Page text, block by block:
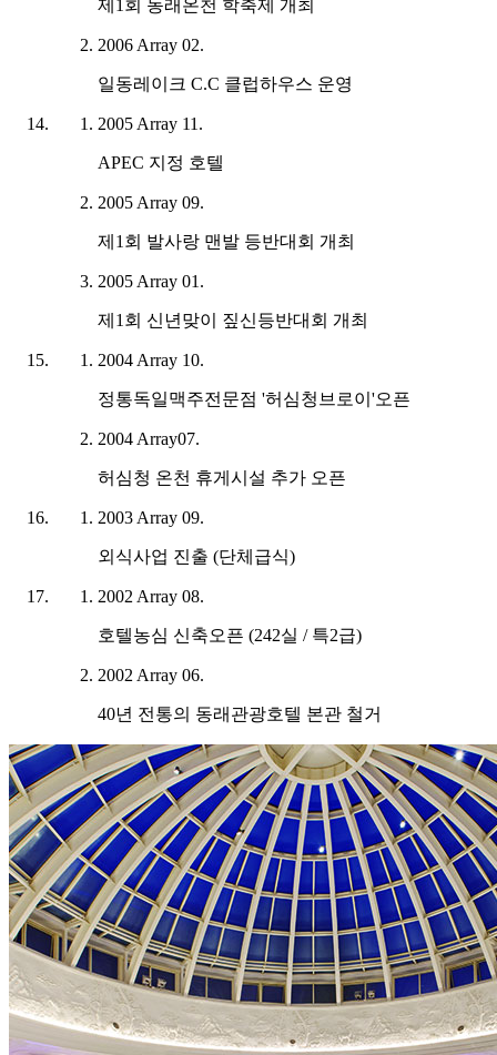
제1회 동래온천 학축제 개최
2006 Array 02.
일동레이크 C.C 클럽하우스 운영
2005 Array 11.
APEC 지정 호텔
2005 Array 09.
제1회 발사랑 맨발 등반대회 개최
2005 Array 01.
제1회 신년맞이 짚신등반대회 개최
2004 Array 10.
정통독일맥주전문점 '허심청브로이'오픈
2004 Array07.
허심청 온천 휴게시설 추가 오픈
2003 Array 09.
외식사업 진출 (단체급식)
2002 Array 08.
호텔농심 신축오픈 (242실 / 특2급)
2002 Array 06.
40년 전통의 동래관광호텔 본관 철거